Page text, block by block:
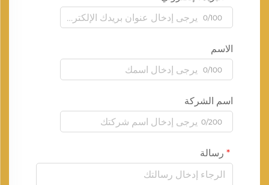
0/100
الاسم
0/100
اسم الشركة
0/200
رسالة